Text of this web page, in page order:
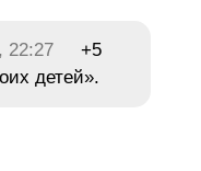
22:27
+5
детей».